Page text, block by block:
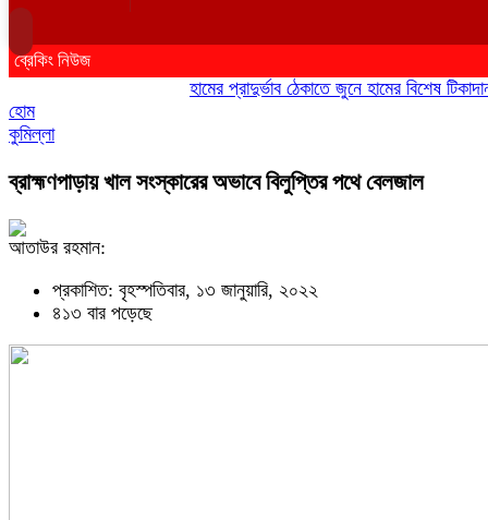
ব্রেকিং নিউজ
হামের প্রাদুর্ভাব ঠেকাতে জুনে হামের বিশেষ টিকাদান;
হোম
কুমিল্লা
ব্রাহ্মণপাড়ায় খাল সংস্কারের অভাবে বিলুপ্তির পথে বেলজাল
আতাউর রহমান:
প্রকাশিত: বৃহস্পতিবার, ১৩ জানুয়ারি, ২০২২
৪১৩ বার পড়েছে